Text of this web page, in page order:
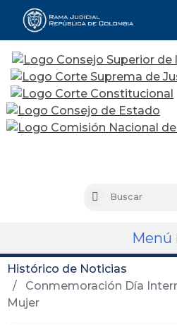
Buscar
Menú
Histórico de Noticias
Conmemoración Día
Mujer